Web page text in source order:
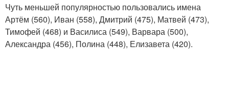
Чуть меньшей популярностью пользовались имена
Артём (560), Иван (558), Дмитрий (475), Матвей (473),
Тимофей (468) и Василиса (549), Варвара (500),
Александра (456), Полина (448), Елизавета (420).